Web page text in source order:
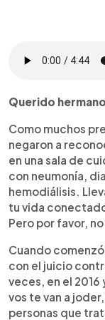
Querido
Como muchos
negaron a
en una sala de
con neumonía,
hemodiálisis.
tu vida
Pero por favor,
Cuando
con el juicio
veces, en el 2016
vos te van a
personas que